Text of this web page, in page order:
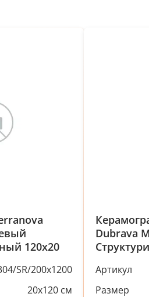
120x20
SR/200x1200
20x120 см
Dubrava
Артикул
Размер